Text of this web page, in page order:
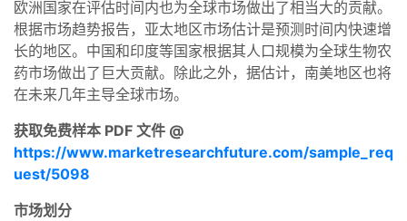
欧洲国家在评估时间内也为全球市场做出了相当大的贡献。
根据市场趋势报告，亚太地区市场估计是预测时间内快速增
长的地区。中国和印度等国家根据其人口规模为全球生物农
药市场做出了巨大贡献。除此之外，据估计，南美地区也将
在未来几年主导全球市场。
获取免费样本 PDF 文件 @
https://www.marketresearchfuture.com/sample_req
uest/5098
市场划分